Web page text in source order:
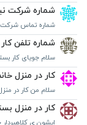
شماره شرکت
شماره تماس شرکت
شماره تلفن کار
سلام جویای کار
کار در منزل
سلام من کار در
کار در منزل